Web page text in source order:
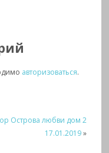
авторизоваться.
Острова любви дом 2
17.01.2019»